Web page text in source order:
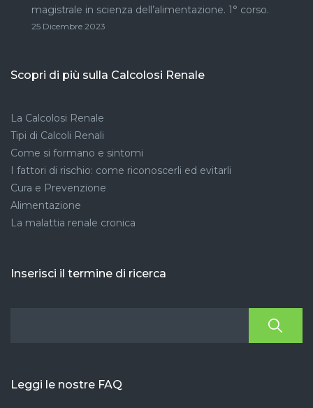
magistrale in scienza dell’alimentazione. 1° corso.
25 Dicembre 2023
Scopri di più sulla Calcolosi Renale
La Calcolosi Renale
Tipi di Calcoli Renali
Come si formano e sintomi
I fattori di rischio: come riconoscerli ed evitarli
Cura e Prevenzione
Alimentazione
La malattia renale cronica
Inserisci il termine di ricerca
Leggi le nostre FAQ